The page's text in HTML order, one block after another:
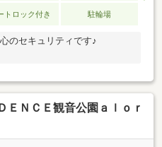
トロック付き 駐輪場
のセキュリティです♪
ＥＮＣＥ観音公園ａｌｏｒ